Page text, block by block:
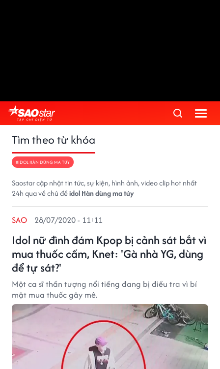
Tìm theo từ khóa
#IDOL HÀN DÙNG MA TÚY
Saostar cập nhật tin tức, sự kiện, hình ảnh, video clip hot nhất
24h qua về chủ đềidol Hàn dùng ma túy
Idol nữ đình đám Kpop bị cảnh sát bắt vì
mua thuốc cấm, Knet: 'Gà nhà YG, dùng
để tự sát?'
SAO 28/07/2020 - 11:11
Một ca sĩ thần tượng nổi tiếng đang bị điều tra vì bí
mật mua thuốc gây mê.